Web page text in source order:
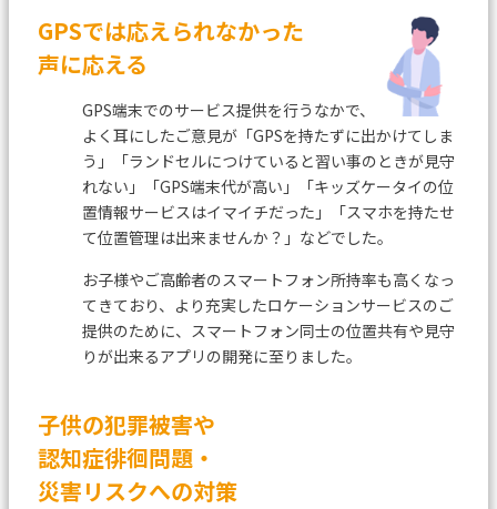
GPSでは応えられなかった
声に応える
GPS端末でのサービス提供を行うなかで、
よく耳にしたご意見が「GPSを持たずに出かけてしま
う」「ランドセルにつけていると習い事のときが見守
れない」「GPS端末代が高い」
「キッズケータイの位
置情報サービスはイマイチだった」「スマホを持たせ
て位置管理は出来ませんか？」などでした。
お子様やご高齢者のスマートフォン所持率も高くなっ
てきており、 より充実したロケーションサービスのご
提供のために、スマートフォン同士の位置共有や見守
りが出来るアプリの開発に至りました。
子供の犯罪被害や
認知症徘徊問題・
災害リスクへの対策